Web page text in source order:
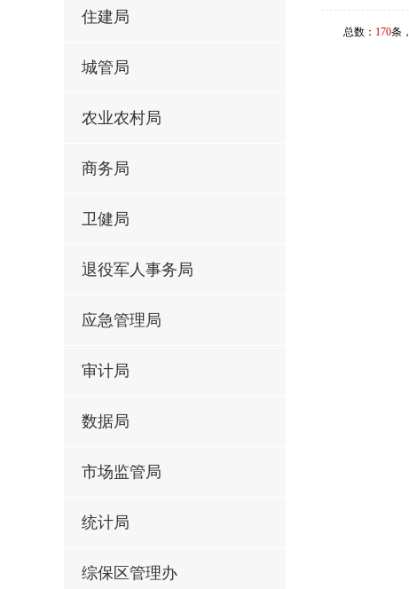
住建局
城管局
农业农村局
商务局
卫健局
退役军人事务局
应急管理局
审计局
数据局
市场监管局
统计局
综保区管理办
总数： 170条